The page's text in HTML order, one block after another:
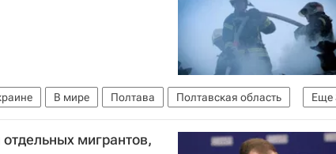
Еще
В мире Полтава
Полтавская область
Вооруженные силы Украины
мигрантов,